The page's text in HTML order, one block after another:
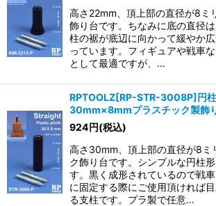
高さ22mm、頂上部の直径が8ミ
飾り台です。ちなみに底の直径
柱の裾が底辺に向かって緩やか
っています。フィギュアや戦車
として最適ですが、…
RPTOOLZ[RP-STR-3008P]円
30mm×8mmプラスチック製飾
924円(税込)
高さ30mm、頂上部の直径が8ミ
ク飾り台です。シンプルな円柱
す。黒く成形されているので戦
に固定する際にご使用頂ければ
る支柱です。プラ製で任意…